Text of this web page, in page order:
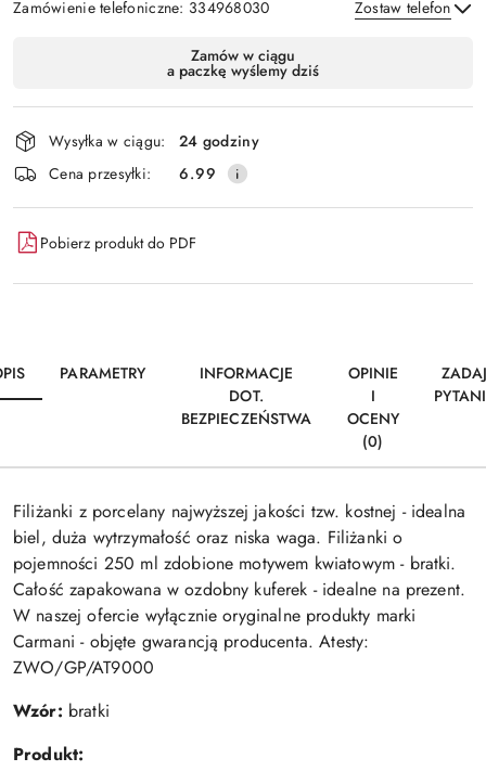
Zamówienie telefoniczne: 334968030 Zostaw telefon
Wyślij
dostawa
Zamów w ciągu
a paczkę wyślemy dziś
Wysyłka w ciągu:
24 godziny
Cena przesyłki:
6.99
Pobierz produkt do PDF
PARAMETRY
INFORMACJE
DOT.
BEZPIECZEŃSTWA
OPINIE
I
OCENY
(0)
Filiżanki z porcelany najwyższej jakości tzw. kostnej - idealna
biel, duża wytrzymałość oraz niska waga. Filiżanki o
pojemności 250 ml zdobione motywem kwiatowym - bratki.
Całość zapakowana w ozdobny kuferek - idealne na prezent.
W naszej ofercie wyłącznie oryginalne produkty marki
Carmani - objęte gwarancją producenta. Atesty:
ZWO/GP/AT9000
Wzór: bratki
Produkt: